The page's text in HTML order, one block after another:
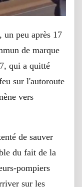
un peu après 17
de marque
qui a quitté
sur l'autoroute
vers
de sauver
du fait de la
pompiers
sur les